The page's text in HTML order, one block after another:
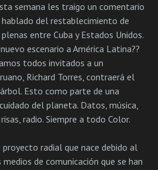
semana les traigo un comentario
del restablecimiento de
entre Cuba y Estados Unidos.
escenario a América Latina??
todos invitados a un
Richard Torres, contraerá el
Esto como parte de una
del planeta. Datos, música,
radio. Siempre a todo Color.
proyecto radial que nace debido al
de comunicación que se han